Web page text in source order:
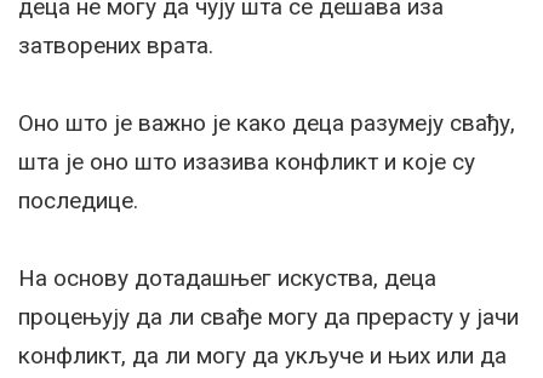
деца не могу да чују шта се дешава иза
затворених врата.
Оно што је важно је како деца разумеју свађу,
шта је оно што изазива конфликт и које су
последице.
На основу дотадашњег искуства, деца
процењују да ли свађе могу да прерасту у јачи
конфликт, да ли могу да укључе и њих или да